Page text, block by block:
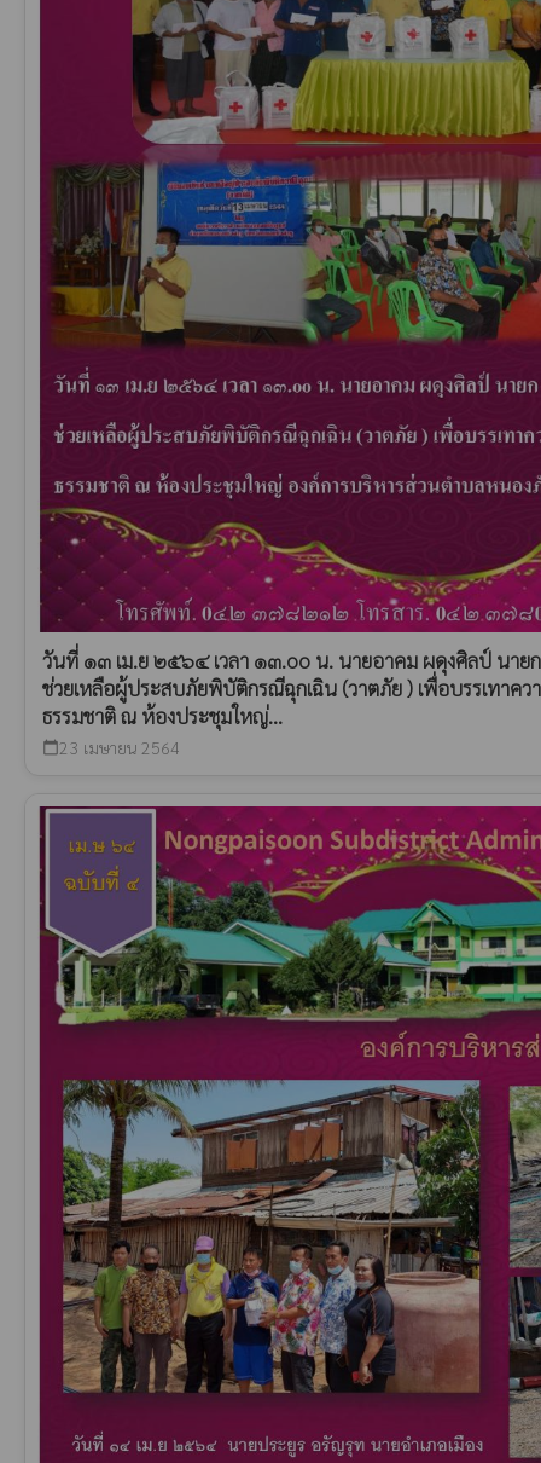
วันที่ ๑๓ เม.ย ๒๕๖๔ เวลา ๑๓.oo น. นายอาคม ผดุงศิลป์ นา
ช่วยเหลือผู้ประสบภัยพิบัติกรณีฉุกเฉิน (วาตภัย ) เพื่อบรรเทาค
ธรรมชาติ ณ ห้องประชุมใหญ่...
calendar_today23 เมษายน 2564